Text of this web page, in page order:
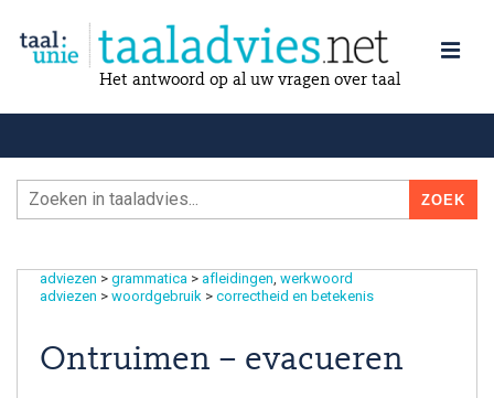
Het antwoord op al uw vragen over taal
adviezen > grammatica > afleidingen werkwoord
adviezen > woordgebruik > correctheid en betekenis
Ontruimen – evacueren